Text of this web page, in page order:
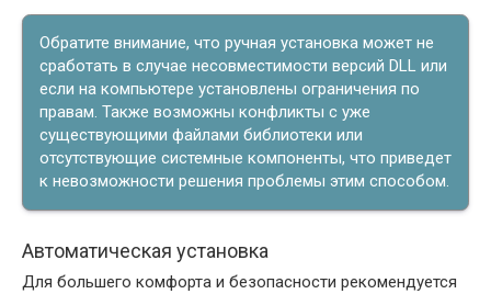
Обратите внимание, что ручная установка может не
сработать в случае несовместимости версий DLL или
если на компьютере установлены ограничения по
правам. Также возможны конфликты с уже
существующими файлами библиотеки или
отсутствующие системные компоненты, что приведет
к невозможности решения проблемы этим способом.
Автоматическая установка
Для большего комфорта и безопасности рекомендуется